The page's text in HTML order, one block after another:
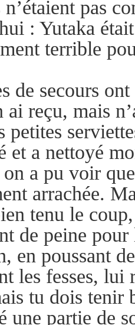
n’étaient pas
: Yutaka
terrible
de secours
ai reçu, mais
petites
et a nettoyé
on a pu voir
arrachée.
tenu le
de peine
en poussant
les fesses, lui
tu dois tenir
une partie de